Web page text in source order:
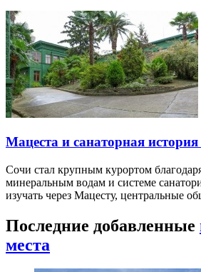
Мацеста и санаторная
Сочи стал крупным курортом
минеральным водам и системе
изучать через Мацесту, центральные
Последние добавленные
места